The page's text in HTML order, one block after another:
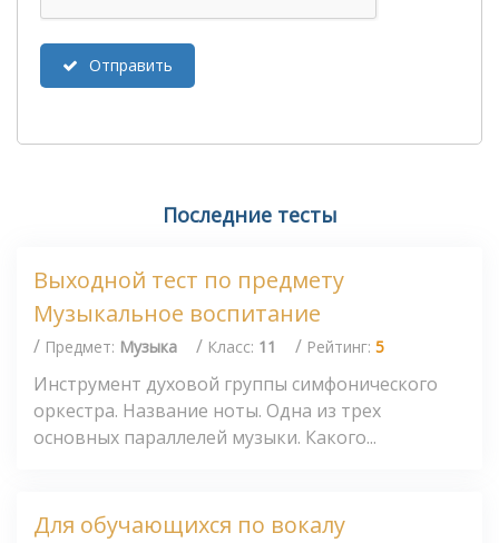
Отправить
Последние тесты
Выходной тест по предмету
Музыкальное воспитание
/ Предмет: Музыка / Класс: 11 / Рейтинг: 5
Инструмент духовой группы симфонического
оркестра. Название ноты. Одна из трех
основных параллелей музыки. Какого...
Для обучающихся по вокалу